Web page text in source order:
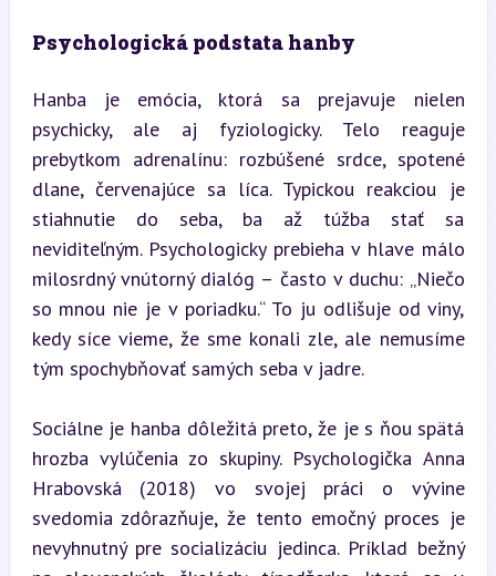
Psychologická podstata hanby
Hanba je emócia, ktorá sa prejavuje nielen
psychicky, ale aj fyziologicky. Telo reaguje
prebytkom adrenalínu: rozbúšené srdce, spotené
dlane, červenajúce sa líca. Typickou reakciou je
stiahnutie do seba, ba až túžba stať sa
neviditeľným. Psychologicky prebieha v hlave málo
milosrdný vnútorný dialóg – často v duchu: „Niečo
so mnou nie je v poriadku.“ To ju odlišuje od viny,
kedy síce vieme, že sme konali zle, ale nemusíme
tým spochybňovať samých seba v jadre.
Sociálne je hanba dôležitá preto, že je s ňou spätá
hrozba vylúčenia zo skupiny. Psychologička Anna
Hrabovská (2018) vo svojej práci o vývine
svedomia zdôrazňuje, že tento emočný proces je
nevyhnutný pre socializáciu jedinca. Príklad bežný